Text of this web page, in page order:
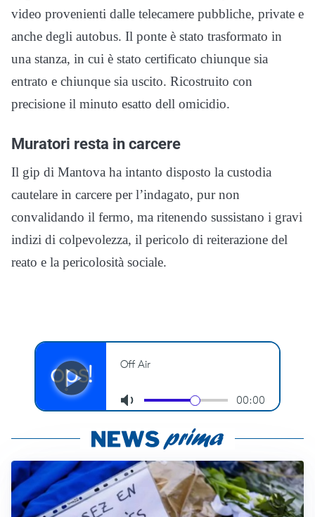
video provenienti dalle telecamere pubbliche, private e
anche degli autobus. Il ponte è stato trasformato in
una stanza, in cui è stato certificato chiunque sia
entrato e chiunque sia uscito. Ricostruito con
precisione il minuto esatto dell omicidio.
Muratori resta in carcere
Il gip di Mantova ha intanto disposto la custodia
cautelare in carcere per l’indagato, pur non
convalidando il fermo, ma ritenendo sussistano i gravi
indizi di colpevolezza, il pericolo di reiterazione del
reato e la pericolosità sociale.